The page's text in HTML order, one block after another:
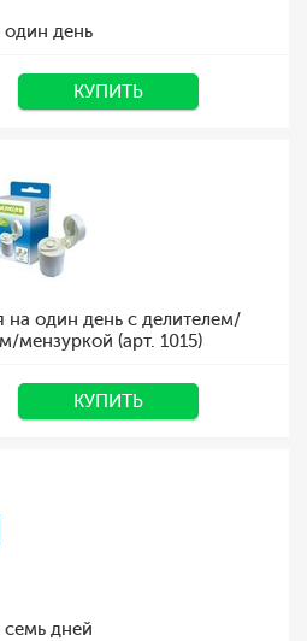
день
КУПИТЬ
на один день с делителем/
мензуркой (арт. 1015)
КУПИТЬ
дней